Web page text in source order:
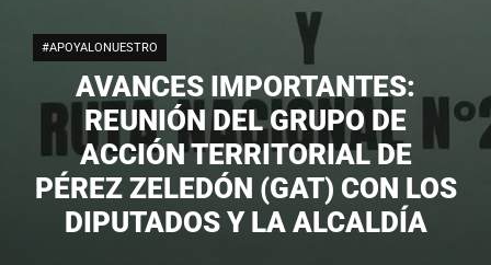
#APOYALONUESTRO
AVANCES IMPORTANTES:
REUNIÓN DEL GRUPO DE
ACCIÓN TERRITORIAL DE
PÉREZ ZELEDÓN (GAT) CON LOS
DIPUTADOS Y LA ALCALDÍA